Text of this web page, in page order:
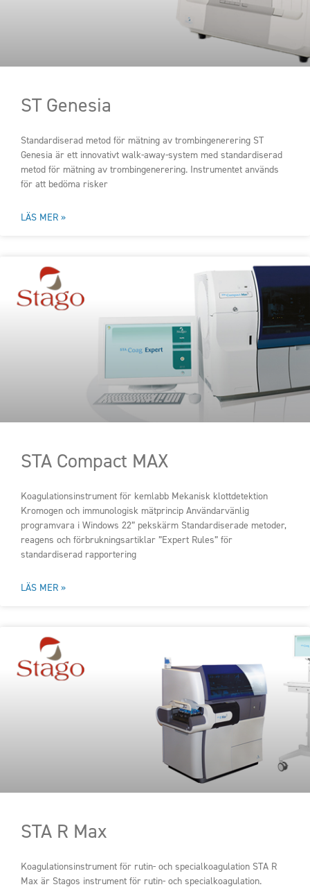
ST Genesia
Standardiserad metod för mätning av trombingenerering ST
Genesia är ett innovativt walk-away-system med standardiserad
metod för mätning av trombingenerering. Instrumentet används
för att bedöma risker
LÄS MER »
STA Compact MAX
Koagulationsinstrument för kemlabb Mekanisk klottdetektion
Kromogen och immunologisk mätprincip Användarvänlig
programvara i Windows 22” pekskärm Standardiserade metoder,
reagens och förbrukningsartiklar ”Expert Rules” för
standardiserad rapportering
LÄS MER »
STA R Max
Koagulationsinstrument för rutin- och specialkoagulation STA R
Max är Stagos instrument för rutin- och specialkoagulation.